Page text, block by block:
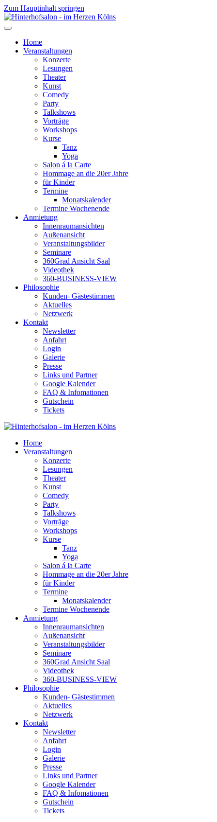
Zum Hauptinhalt springen
Home
Veranstaltungen
Konzerte
Lesungen
Theater
Kunst
Comedy
Party
Talkshows
Vorträge
Workshops
Kurse
Tanz
Yoga
Salon á la Carte
Hommage an die 20er Jahre
für Kinder
Termine
Monatskalender
Termine Wochenende
Anmietung
Innenraumansichten
Außenansicht
Veranstaltungsbilder
Seminare
360Grad Ansicht Saal
Videothek
360-BUSINESS-VIEW
Philosophie
Kunden- Gästestimmen
Aktuelles
Netzwerk
Kontakt
Newsletter
Anfahrt
Login
Galerie
Presse
Links und Partner
Google Kalender
FAQ & Infomationen
Gutschein
Tickets
Home
Veranstaltungen
Konzerte
Lesungen
Theater
Kunst
Comedy
Party
Talkshows
Vorträge
Workshops
Kurse
Tanz
Yoga
Salon á la Carte
Hommage an die 20er Jahre
für Kinder
Termine
Monatskalender
Termine Wochenende
Anmietung
Innenraumansichten
Außenansicht
Veranstaltungsbilder
Seminare
360Grad Ansicht Saal
Videothek
360-BUSINESS-VIEW
Philosophie
Kunden- Gästestimmen
Aktuelles
Netzwerk
Kontakt
Newsletter
Anfahrt
Login
Galerie
Presse
Links und Partner
Google Kalender
FAQ & Infomationen
Gutschein
Tickets